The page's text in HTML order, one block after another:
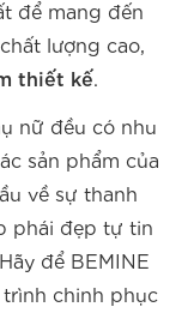
để mang đến
lượng cao,
thiết kế.
nữ đều có nhu
sản phẩm của
về sự thanh
phái đẹp tự tin
để BEMINE
chinh phục